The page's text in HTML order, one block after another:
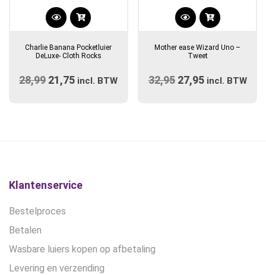
Charlie Banana Pocketluier
DeLuxe- Cloth Rocks
28,99 Oorspronkelijke
21,75 Huidige
incl. BTW
Dit
heeft
variaties.
Mother ease Wizard Uno –
Tweet
32,95 Oorspronkelijke
27,95Huidige
incl. BTW
Klantenservice
Bestelproces
Betalen
Wasbare luiers kopen op afbetaling
Levering en verzending